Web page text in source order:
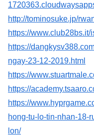
http://tominosuke.jp/
https://
https://
ngay-23-12-2019.html
https://
https://
https://
hong-tu-lo-tin-nhan-18-
lon/